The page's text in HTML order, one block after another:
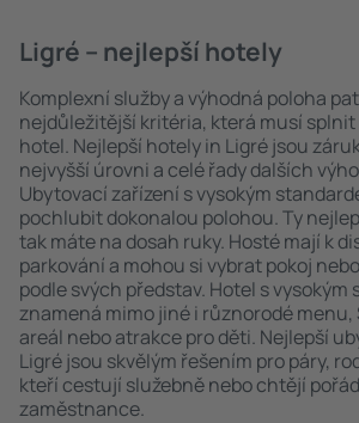
Ligré – nejlepší hotely
Komplexní služby a výhodná poloha
nejdůležitější kritéria, která musí splnit
hotel. Nejlepší hotely in Ligré jsou
nejvyšší úrovni a celé řady dalších
Ubytovací zařízení s vysokým
pochlubit dokonalou polohou. Ty
tak máte na dosah ruky. Hosté mají k
parkování a mohou si vybrat pokoj
podle svých představ. Hotel s vysokým
znamená mimo jiné i různorodé menu,
areál nebo atrakce pro děti. Nejlepší
Ligré jsou skvělým řešením pro páry,
kteří cestují služebně nebo chtějí
zaměstnance.